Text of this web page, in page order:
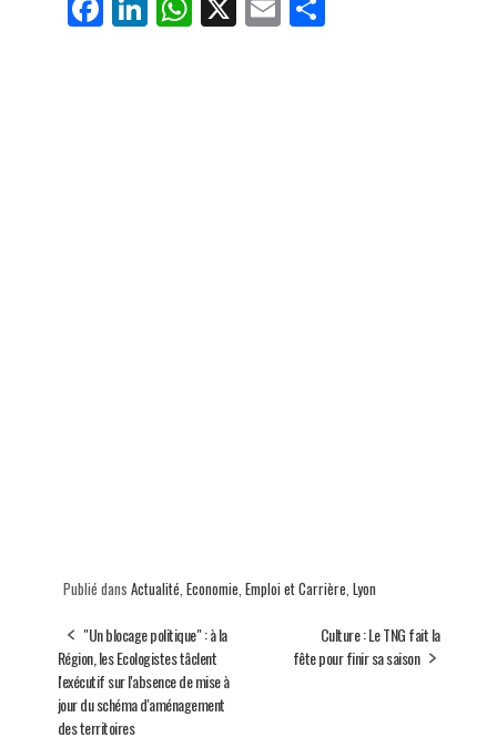
ce nk ha m
Publié dans Actualité, Economie, Emploi et Carrière, Lyon
"Un blocage politique" : à la
Région, les Ecologistes tâclent
l'exécutif sur l'absence de mise à
jour du schéma d'aménagement
des territoires
Culture : Le TNG fait la
fête pour finir sa saison